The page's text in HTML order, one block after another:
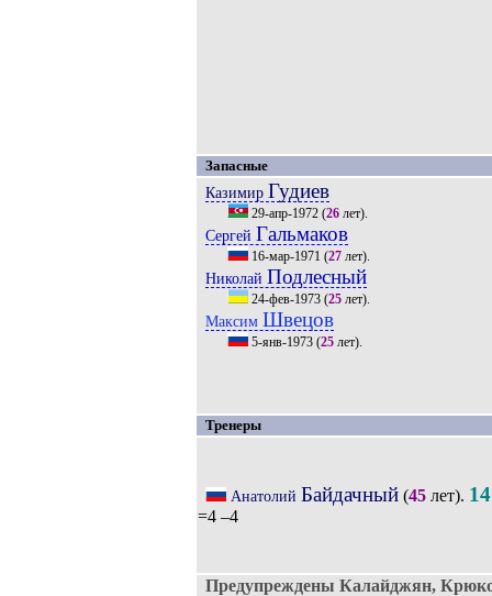
Запасные
Казимир Гудиев
29-апр-1972(26лет).
Сергей Гальмаков
16-мар-1971 (27лет).
Николай Подлесный
24-фев-1973(25лет).
Максим Швецов
5-янв-1973(25лет).
Тренеры
Анатолий Байдачный(45лет). 14
=4 –4
Предупреждены Калайджян,